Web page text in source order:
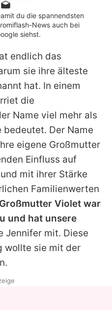
Liebe
Exklusiv
Promiflash
Richtlinien
du die spannendsten
News auch bei
siehst.
endlich das
sie ihre älteste
hat. In einem
die
Name viel mehr als
Der Name
eigene Großmutter
Einfluss auf
mit ihrer Stärke
Familienwerten
Violet war
und hat unsere
Jennifer mit. Diese
wollte sie mit der